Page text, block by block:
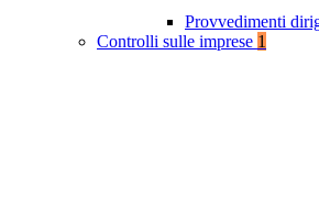
Provvedimenti
Controlli sulle imprese 1